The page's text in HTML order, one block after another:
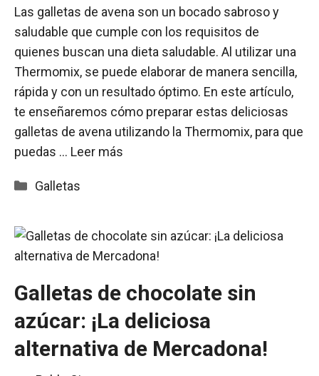
Las galletas de avena son un bocado sabroso y
saludable que cumple con los requisitos de
quienes buscan una dieta saludable. Al utilizar una
Thermomix, se puede elaborar de manera sencilla,
rápida y con un resultado óptimo. En este artículo,
te enseñaremos cómo preparar estas deliciosas
galletas de avena utilizando la Thermomix, para que
puedas … Leer más
Categorías
Galletas
Galletas de chocolate sin
azúcar: ¡La deliciosa
alternativa de Mercadona!